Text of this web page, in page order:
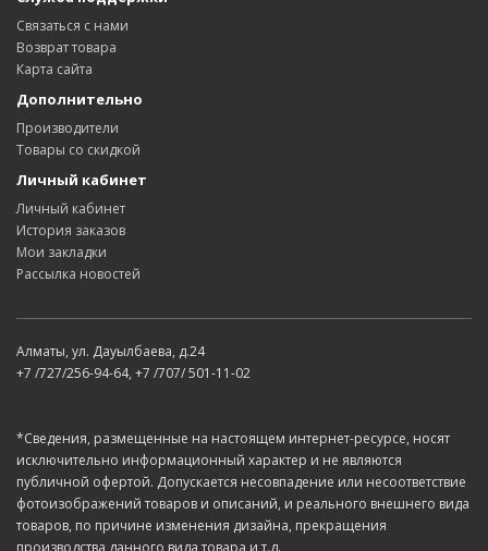
Связаться с нами
Возврат товара
Карта сайта
Дополнительно
Производители
Товары со скидкой
Личный кабинет
Личный кабинет
История заказов
Мои закладки
Рассылка новостей
Алматы, ул. Дауылбаева, д.24
+7 /727/256-94-64, +7 /707/ 501-11-02
*Сведения, размещенные на настоящем интернет-ресурсе, носят
исключительно информационный характер и не являются
публичной офертой. Допускается несовпадение или несоответствие
фотоизображений товаров и описаний, и реального внешнего вида
товаров, по причине изменения дизайна, прекращения
производства данного вида товара и т.д.